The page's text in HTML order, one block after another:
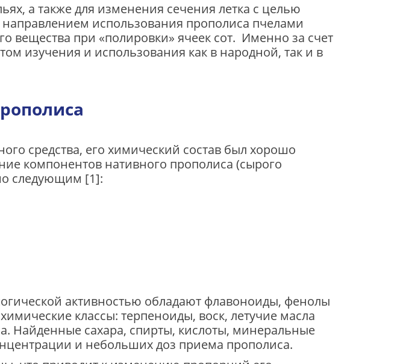
а также для изменения сечения летка с целью
использования прополиса пчелами
вещества при «полировки» ячеек сот. Именно за счет
изучения и использования как в народной, так и в
средства, его химический состав был хорошо
компонентов нативного прополиса (сырого
следующим [1]:
активностью обладают флавоноиды, фенолы
классы: терпеноиды, воск, летучие масла
Найденные сахара, спирты, кислоты, минеральные
и небольших доз приема прополиса.